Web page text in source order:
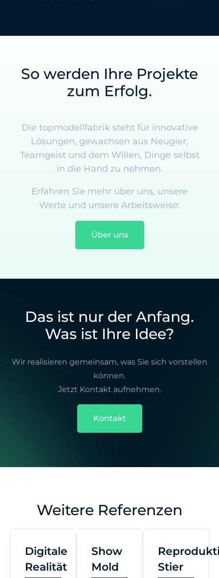
So werden Ihre Projekte
zum Erfolg.
Die topmodellfabrik steht für innovative
Lösungen, gewachsen aus Neugier,
Teamgeist und dem Willen, Dinge selbst
in die Hand zu nehmen.
Erfahren Sie mehr über uns, unsere
Werte und unsere Arbeitsweise:
Über uns
Das ist nur der Anfang.
Was ist Ihre Idee?
Wir realisieren gemeinsam, was Sie sich vorstellen
können.
Jetzt Kontakt aufnehmen.
Kontakt
Weitere Referenzen
Digitale
Realität
Show
Mold
Stier